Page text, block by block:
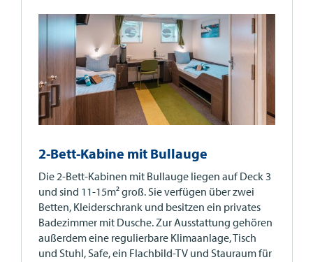
2-Bett-Kabine mit Bullauge
Die 2-Bett-Kabinen mit Bullauge liegen auf Deck 3
und sind 11-15m² groß. Sie verfügen über zwei
Betten, Kleiderschrank und besitzen ein privates
Badezimmer mit Dusche. Zur Ausstattung gehören
außerdem eine regulierbare Klimaanlage, Tisch
und Stuhl, Safe, ein Flachbild-TV und Stauraum für